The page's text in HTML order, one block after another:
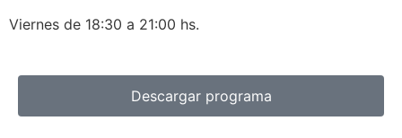
Viernes de 18:30 a 21:00 hs.
Descargar programa